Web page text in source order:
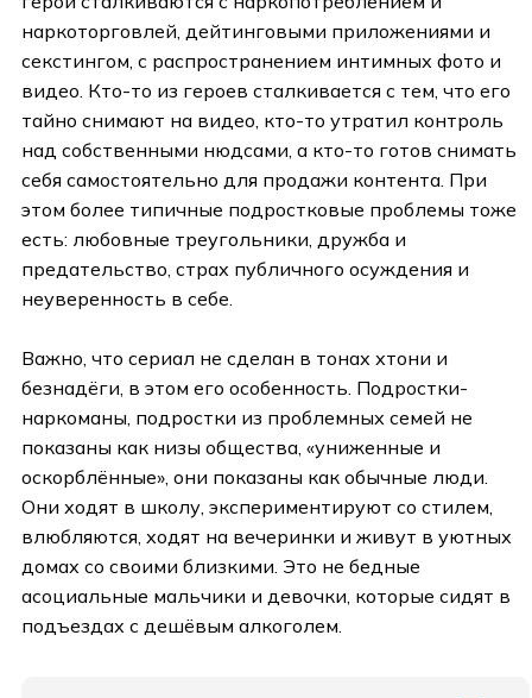
наркоторговлей, дейтинговыми приложениями и
секстингом, с распространением интимных фото и
видео. Кто-то из героев сталкивается с тем, что его
тайно снимают на видео, кто-то утратил контроль
над собственными нюдсами, а кто-то готов снимать
себя самостоятельно для продажи контента. При
этом более типичные подростковые проблемы тоже
есть: любовные треугольники, дружба и
предательство, страх публичного осуждения и
неуверенность в себе.
Важно, что сериал не сделан в тонах хтони и
безнадёги, в этом его особенность. Подростки-
наркоманы, подростки из проблемных семей не
показаны как низы общества, «униженные и
оскорблённые», они показаны как обычные люди.
Они ходят в школу, экспериментируют со стилем,
влюбляются, ходят на вечеринки и живут в уютных
домах со своими близкими. Это не бедные
асоциальные мальчики и девочки, которые сидят в
подъездах с дешёвым алкоголем.